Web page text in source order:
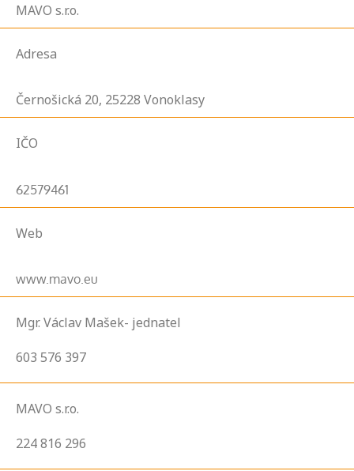
MAVO s.r.o.
Adresa
Černošická 20, 25228 Vonoklasy
IČO
62579461
Web
www.mavo.eu
Mgr. Václav Mašek- jednatel
603 576 397
MAVO s.r.o.
224 816 296